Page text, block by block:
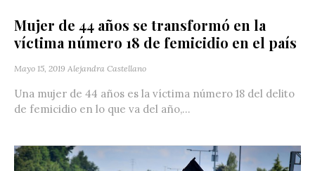
Mujer de 44 años se transformó en la
víctima número 18 de femicidio en el país
Mayo 15, 2019 Alejandra Castellano
Una mujer de 44 años es la víctima número 18 del delito
de femicidio en lo que va del año,...